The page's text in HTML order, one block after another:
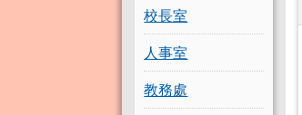
校長室
人事室
教務處